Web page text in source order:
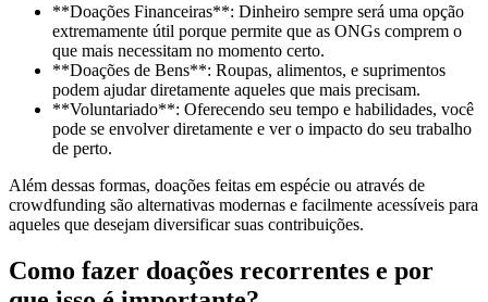
**Doações Financeiras**: Dinheiro sempre será uma opção
extremamente útil porque permite que as ONGs comprem o
que mais necessitam no momento certo.
**Doações de Bens**: Roupas, alimentos, e suprimentos
podem ajudar diretamente aqueles que mais precisam.
**Voluntariado**: Oferecendo seu tempo e habilidades, você
pode se envolver diretamente e ver o impacto do seu trabalho
de perto.
Além dessas formas, doações feitas em espécie ou através de
crowdfunding são alternativas modernas e facilmente acessíveis para
aqueles que desejam diversificar suas contribuições.
Como fazer doações recorrentes e por